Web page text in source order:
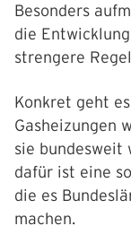
Besonders
die
strengere
Konkret geht
Gasheizungen
sie bundesweit
dafür ist eine
die es
machen.